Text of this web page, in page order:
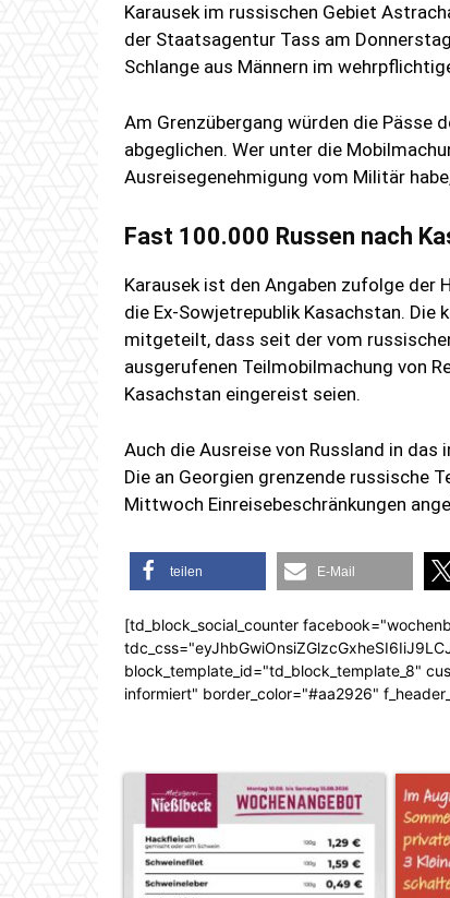
Karausek im russischen Gebiet
der Staatsagentur Tass am
Schlange aus Männern im
Am Grenzübergang würden die Pässe
abgeglichen. Wer unter die
Ausreisegenehmigung vom Militär
Fast 100.000 Russen nach
Karausek ist den Angaben zufolge der
die Ex-Sowjetrepublik Kasachstan.
mitgeteilt, dass seit der vom
ausgerufenen Teilmobilmachung von
Kasachstan eingereist seien.
Auch die Ausreise von Russland in
Die an Georgien grenzende russische
Mittwoch Einreisebeschränkungen
teilen E-Mail
[td_block_social_counter
block_template_id="td_block_template_8"
informiert" border_color="#aa2926"